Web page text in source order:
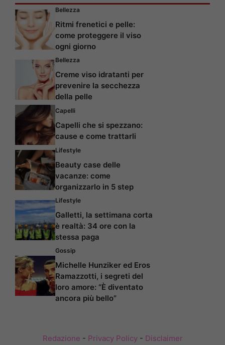
Bellezza
Ritmi frenetici e pelle:
come proteggere il viso
ogni giorno
Bellezza
Creme viso idratanti per
prevenire la secchezza
della pelle
Capelli
Capelli che si spezzano:
cause e come trattarli
Lifestyle
Beauty case delle
vacanze: come
organizzarlo in 5 step
Lifestyle
Galletti, la settimana corta
è realtà: 34 ore con la
stessa paga
Gossip
Michelle Hunziker ed Eros
Ramazzotti, i segreti del
loro amore: “È diventato
ancora più bello”
Redazione - Privacy Policy- Disclaimer